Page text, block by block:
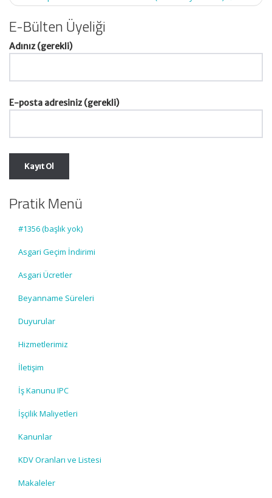
E-Bülten Üyeliği
Adınız (gerekli)
E-posta adresiniz (gerekli)
Pratik Menü
#1356 (başlık yok)
Asgari Geçim İndirimi
Asgari Ücretler
Beyanname Süreleri
Duyurular
Hizmetlerimiz
İletişim
İş Kanunu IPC
İşçilik Maliyetleri
Kanunlar
KDV Oranları ve Listesi
Makaleler